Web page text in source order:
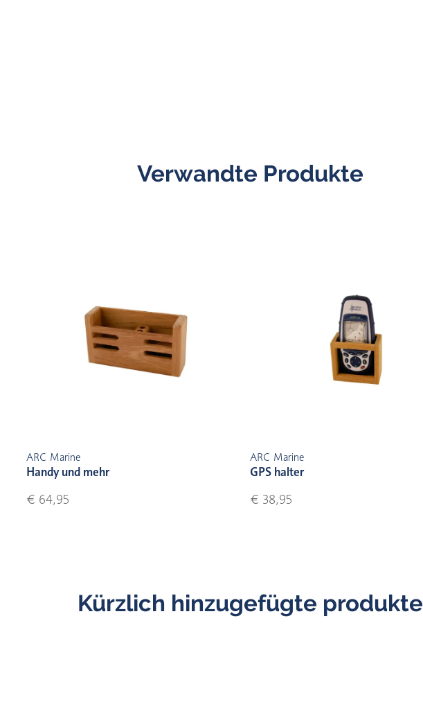
Verwandte Produkte
ARC Marine
Handy und mehr
€ 64,95
ARC Marine
GPS halter
€ 38,95
Kürzlich hinzugefügte produkte